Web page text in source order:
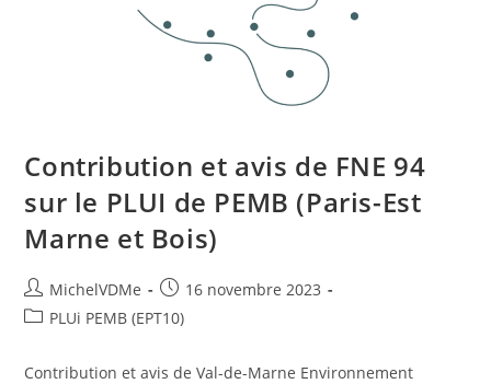
Contribution et avis de FNE 94
sur le PLUI de PEMB (Paris-Est
Marne et Bois)
MichelVDMe
16 novembre 2023
PLUi PEMB (EPT10)
Contribution et avis de Val-de-Marne Environnement